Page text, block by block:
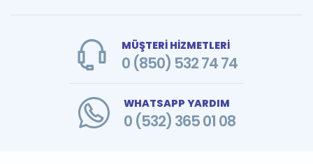
MÜŞTERİ HİZMETLERİ
0 (850) 532 74 74
WHATSAPP YARDIM
0 (532) 365 01 08